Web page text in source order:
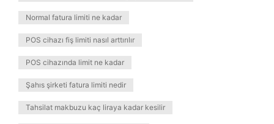
Normal fatura limiti ne kadar
POS cihazı fiş limiti nasıl arttırılır
POS cihazında limit ne kadar
Şahıs şirketi fatura limiti nedir
Tahsilat makbuzu kaç liraya kadar kesilir